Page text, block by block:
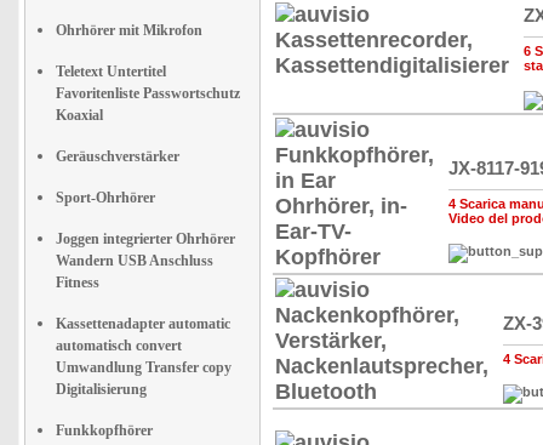
Ohrhörer mit Mikrofon
Teletext Untertitel
Favoritenliste Passwortschutz
Koaxial
Geräuschverstärker
Sport-Ohrhörer
Joggen integrierter Ohrhörer
Wandern USB Anschluss
Fitness
Kassettenadapter automatic
automatisch convert
Umwandlung Transfer copy
Digitalisierung
Funkkopfhörer
6
JX-8117-
4 Scarica
Video del
ZX-
4